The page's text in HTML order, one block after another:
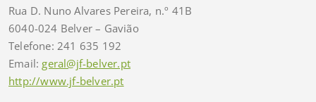
Rua D. Nuno Alvares Pereira, n.º 41B
6040-024 Belver – Gavião
Telefone: 241 635 192
Email: geral@jf-belver.pt
http://www.jf-belver.pt